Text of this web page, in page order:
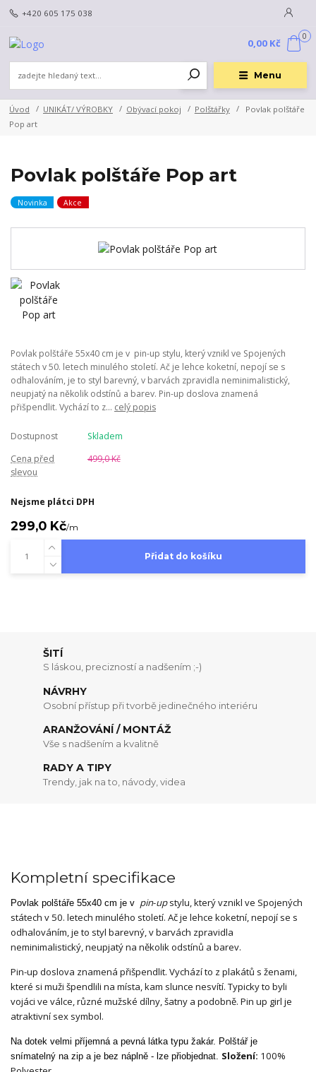
Menu
+420 605 175 038
0
0,00 Kč
Úvod UNIKÁT/ VÝROBKY Obývací pokoj Polštářky
Povlak polštáře
Pop art
Povlak polštáře Pop art
Novinka Akce
Povlak polštáře 55x40 cm je v pin-up stylu, který vznikl ve Spojených
státech v 50. letech minulého století. Ač je lehce koketní, nepojí se s
odhalováním, je to styl barevný, v barvách zpravidla neminimalistický,
neupjatý na několik odstínů a barev. Pin-up doslova znamená
přišpendlit. Vychází to z... celý popis
Dostupnost
Skladem
Cena před
slevou
499,0 Kč
Nejsme plátci DPH
299,0 Kč/m
Přidat do košíku
ŠITÍ
S láskou, precizností a nadšením ;-)
NÁVRHY
Osobní přístup při tvorbě jedinečného interiéru
ARANŽOVÁNÍ / MONTÁŽ
Vše s nadšením a kvalitně
RADY A TIPY
Trendy, jak na to, návody, videa
Kompletní specifikace
Povlak polštáře 55x40 cm je v pin-upstylu, který vznikl ve Spojených
státech v 50. letech minulého století. Ač je lehce koketní, nepojí se s
odhalováním, je to styl barevný, v barvách zpravidla
neminimalistický, neupjatý na několik odstínů a barev.
Pin-up doslova znamená přišpendlit. Vychází to z plakátů s ženami,
které si muži špendlili na místa, kam slunce nesvítí. Typicky to byli
vojáci ve válce, různé mužské dílny, šatny a podobně. Pin up girl je
atraktivní sex symbol.
Na dotek velmi příjemná a pevná látka typu žakár. Polštář je
snímatelný na zip a je bez náplně - lze přiobjednat. Složení: 100%